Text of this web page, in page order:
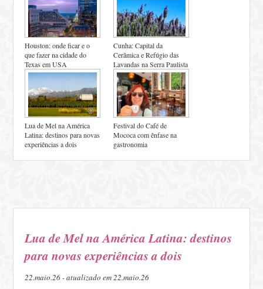
Houston: onde ficar e o
que fazer na cidade do
Texas em USA
Cunha: Capital da
Cerâmica e Refúgio das
Lavandas na Serra Paulista
Lua de Mel na América
Latina: destinos para novas
experiências a dois
Festival do Café de
Mococa com ênfase na
gastronomia
Lua de Mel na América Latina: destinos
para novas experiências a dois
22.maio.26 - atualizado em 22.maio.26